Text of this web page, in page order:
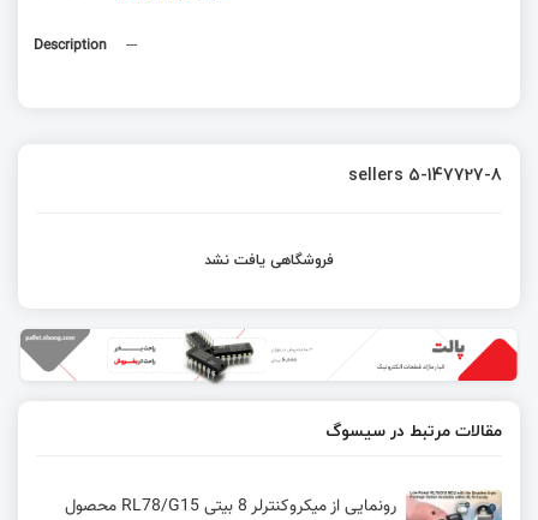
Description ---
sellers 5-147727-8
فروشگاهی یافت نشد
مقالات مرتبط در سیسوگ
رونمایی از میکروکنترلر 8 بیتی RL78/G15 محصول